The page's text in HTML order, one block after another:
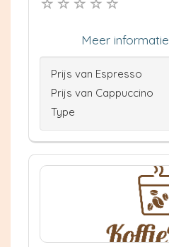
Meer informatie
Prijs van Espresso
Prijs van Cappuccino
Type